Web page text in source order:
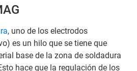
, uno de los electrodos
es un hilo que se tiene que
base de la zona de soldadura
hace que la regulación de los